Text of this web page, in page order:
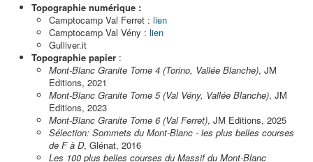
Topographie numérique :
Camptocamp Val Ferret : lien
Camptocamp Val Vény : lien
Gulliver.it
Topographie papier :
Mont-Blanc Granite Tome 4 (Torino, Vallée Blanche), JM
Editions, 2021
Mont-Blanc Granite Tome 5 (Val Vény, Vallée Blanche), JM
Editions, 2023
Mont-Blanc Granite Tome 6 (Val Ferret), JM Editions, 2025
Sélection: Sommets du Mont-Blanc - les plus belles courses
de F à D, Glénat, 2016
Les 100 plus belles courses du Massif du Mont-Blanc